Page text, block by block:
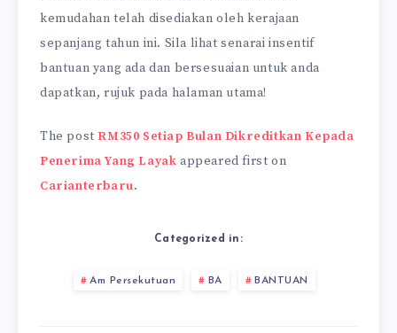
kemudahan telah disediakan oleh kerajaan
sepanjang tahun ini. Sila lihat senarai insentif
bantuan yang ada dan bersesuaian untuk anda
dapatkan, rujuk pada halaman utama!
The post RM350 Setiap Bulan Dikreditkan Kepada
Penerima Yang Layak appeared first on
Carianterbaru.
Categorized in:
Am Persekutuan BA BANTUAN